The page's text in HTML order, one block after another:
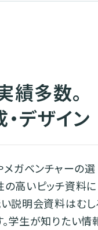
多数。
デザイン
ガベンチャーの選
高いピッチ資料に
説明会資料はむし
学生が知りたい情